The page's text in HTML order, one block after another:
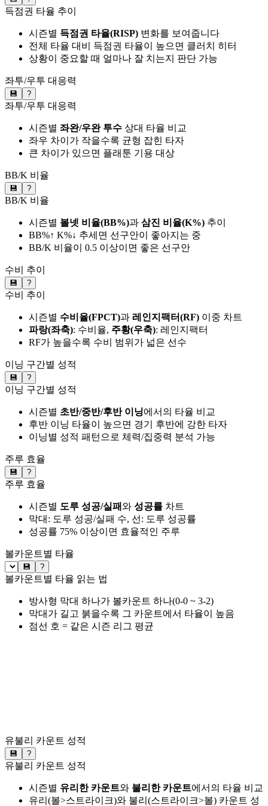
득점권 타율 추이
시즌별 득점권 타율(RISP) 변화를 보여줍니다
전체 타율 대비 득점권 타율이 높으면 클러치 히터
상황이 중요할 때 얼마나 잘 치는지 판단 가능
좌투/우투 대응력
💾 ?
좌투/우투 대응력
시즌별 좌완/우완 투수 상대 타율 비교
좌우 차이가 작을수록 균형 잡힌 타자
큰 차이가 있으면 플래툰 기용 대상
BB/K 비율
💾 ?
BB/K 비율
시즌별 볼넷 비율(BB%)과 삼진 비율(K%) 추이
BB%↑ K%↓ 추세면 선구안이 좋아지는 중
BB/K 비율이 0.5 이상이면 좋은 선구안
수비 추이
💾 ?
수비 추이
시즌별 수비율(FPCT)과 레인지팩터(RF) 이중 차트
파랑(좌축): 수비율, 주황(우축): 레인지팩터
RF가 높을수록 수비 범위가 넓은 선수
이닝 구간별 성적
💾 ?
이닝 구간별 성적
시즌별 초반/중반/후반 이닝에서의 타율 비교
후반 이닝 타율이 높으면 경기 후반에 강한 타자
이닝별 성적 패턴으로 체력/집중력 분석 가능
주루 효율
💾 ?
주루 효율
시즌별 도루 성공/실패와 성공률 차트
막대: 도루 성공/실패 수, 선: 도루 성공률
성공률 75% 이상이면 효율적인 주루
볼카운트별 타율
💾 ?
볼카운트별 타율 읽는 법
방사형 막대 하나가 볼카운트 하나(0-0 ~ 3-2)
막대가 길고 붉을수록 그 카운트에서 타율이 높음
점선 호 = 같은 시즌 리그 평균
유불리 카운트 성적
💾 ?
유불리 카운트 성적
시즌별 유리한 카운트와 불리한 카운트에서의 타율 비교
유리(볼>스트라이크)와 불리(스트라이크>볼) 카운트 성